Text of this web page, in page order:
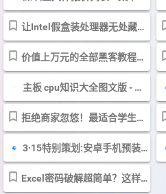
让Intel假盒装处理器无处藏身--太平洋电脑网Pconline-[专题文章]
价值上万元的全部黑客教程总结帖子（均有下载地址）不顶勿下！－SIKYO...
主板 cpu知识大全图文版 - 西祠胡同
拒绝商家忽悠！最适合学生的DIY硬件推荐
3·15特别策划:安卓手机预装软件黑幕揭秘_手机导购_太平洋电脑网PConline
Excel密码破解超简单？这样加密别想破解_WPS_太平洋电脑网PConline